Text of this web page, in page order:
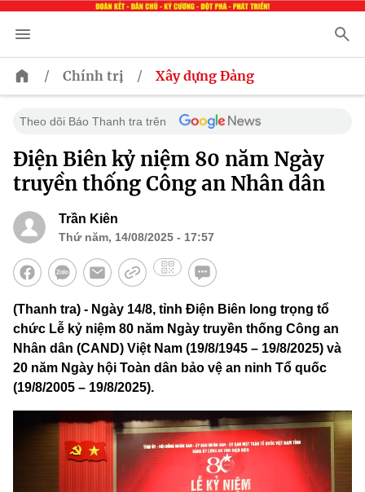
/ Chính trị / Xây dựng Đảng
Theo dõi Báo Thanh tra trên
Điện Biên kỷ niệm 80 năm Ngày
truyền thống Công an Nhân dân
Trần Kiên
Thứ năm, 14/08/2025 - 17:57
(Thanh tra) - Ngày 14/8, tỉnh Điện Biên long trọng tổ
chức Lễ kỷ niệm 80 năm Ngày truyền thống Công an
Nhân dân (CAND) Việt Nam (19/8/1945 – 19/8/2025) và
20 năm Ngày hội Toàn dân bảo vệ an ninh Tổ quốc
(19/8/2005 – 19/8/2025).